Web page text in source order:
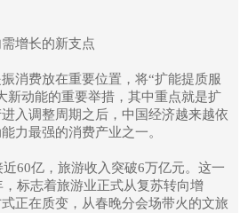
增长的新支点
消费放在重要位置，将“扩能提质服
新动能的重要举措，其中重点就是扩
入调整周期之后，中国经济越来越依
力最强的消费产业之一。
60亿，旅游收入突破6万亿元。这一
标志着旅游业正式从复苏转向增
正在质变，从春晚分会场带火的文旅